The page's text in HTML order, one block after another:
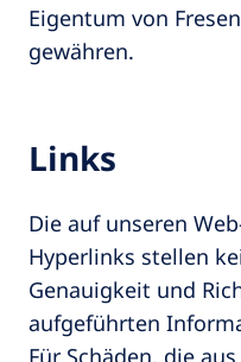
Eigentum von
gewähren.
Links
Die auf unseren
Hyperlinks stellen
Genauigkeit und
aufgeführten
Für Schäden, die